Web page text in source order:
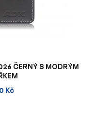
ČERNÝ S MODRÝM
Kč